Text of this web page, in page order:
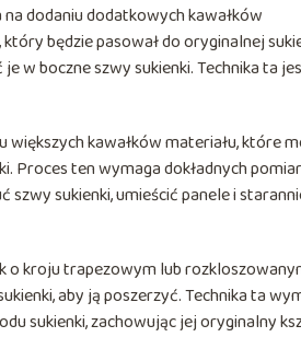
dodaniu dodatkowych kawałków
będzie pasował do oryginalnej
w boczne szwy sukienki. Technika ta
kawałków materiału, które
Proces ten wymaga dokładnych
sukienki, umieścić panele i
o kroju trapezowym lub
aby ją poszerzyć. Technika ta
sukienki, zachowując jej oryginalny